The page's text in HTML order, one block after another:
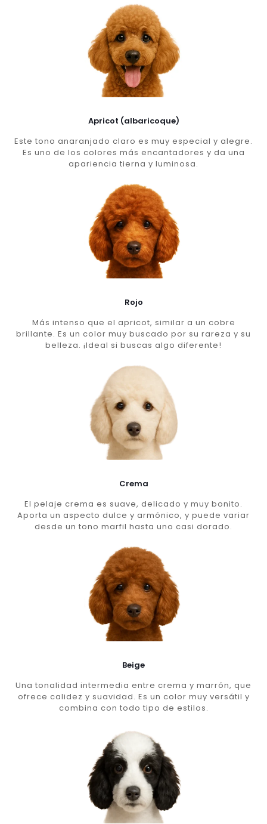
Apricot (albaricoque)
Este tono anaranjado claro es muy especial y alegre.
Es uno de los colores más encantadores y da una
apariencia tierna y luminosa.
Rojo
Más intenso que el apricot, similar a un cobre
brillante. Es un color muy buscado por su rareza y su
belleza. ¡Ideal si buscas algo diferente!
Crema
El pelaje crema es suave, delicado y muy bonito.
Aporta un aspecto dulce y armónico, y puede variar
desde un tono marfil hasta uno casi dorado.
Beige
Una tonalidad intermedia entre crema y marrón, que
ofrece calidez y suavidad. Es un color muy versátil y
combina con todo tipo de estilos.